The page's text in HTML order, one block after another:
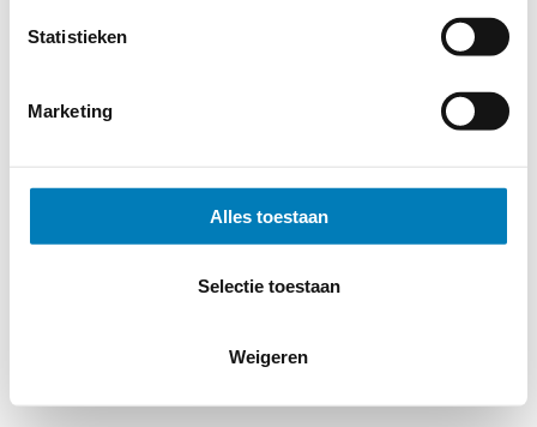
Statistieken
Marketing
Alles toestaan
Selectie toestaan
Weigeren